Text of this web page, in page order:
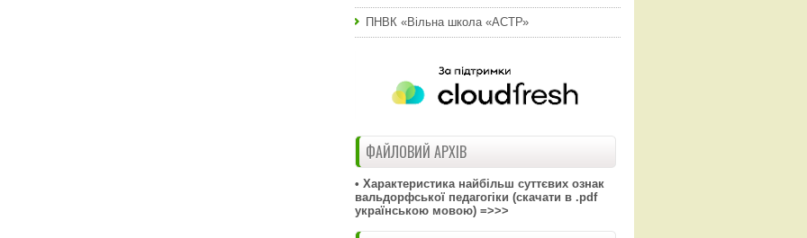
ПНВК «Вільна школа «АСТР»
ФАЙЛОВИЙ АРХІВ
• Характеристика найбільш суттєвих ознак
вальдорфської педагогіки (скачати в .pdf
українською мовою) =>>>